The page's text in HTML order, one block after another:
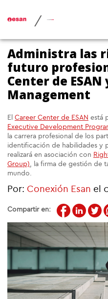
/
Administra las
futuro
Center de
Management
El Career Center de ESAN está
Executive Development
la carrera profesional de los
identificación de habilidades y
realizará en asociación con
Group), la firma de gestión de
mundo.
Por: Conexión Esan el
Compartir en: